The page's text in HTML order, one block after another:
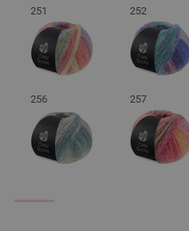
251
252
256 257